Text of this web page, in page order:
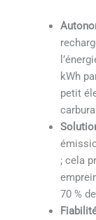
kWh
petit
; cela
70 %